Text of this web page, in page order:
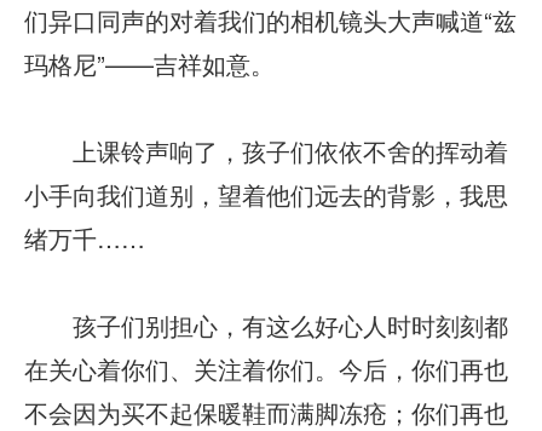
们异口同声的对着我们的相机镜头大声喊道“兹
玛格尼”——吉祥如意。
上课铃声响了，孩子们依依不舍的挥动着
小手向我们道别，望着他们远去的背影，我思
绪万千……
孩子们别担心，有这么好心人时时刻刻都
在关心着你们、关注着你们。今后，你们再也
不会因为买不起保暖鞋而满脚冻疮；你们再也